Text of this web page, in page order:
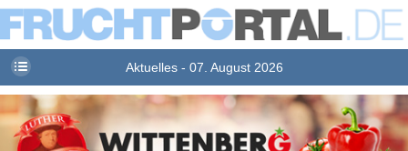
Aktuelles - 07. August 2026